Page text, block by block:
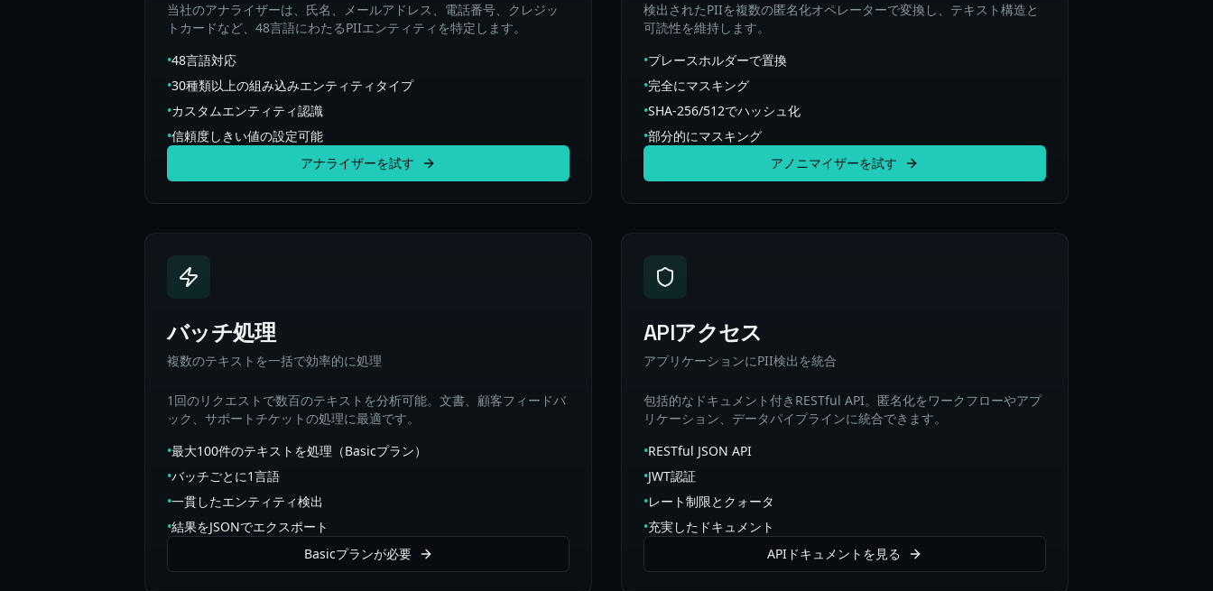
当社のアナライザーは、氏名、メールアドレス、電話番号、クレジッ
トカードなど、48言語にわたるPIIエンティティを特定します。
•48言語対応
•30種類以上の組み込みエンティティタイプ
•カスタムエンティティ認識
•信頼度しきい値の設定可能
アナライザーを試す
検出されたPIIを複数の匿名化オペレーターで変換し、テキスト構造と
可読性を維持します。
•プレースホルダーで置換
•完全にマスキング
•SHA-256/512でハッシュ化
•部分的にマスキング
アノニマイザーを試す
バッチ処理
複数のテキストを一括で効率的に処理
1回のリクエストで数百のテキストを分析可能。文書、顧客フィードバ
ック、サポートチケットの処理に最適です。
•最大100件のテキストを処理（Basicプラン）
•バッチごとに1言語
•一貫したエンティティ検出
•結果をJSONでエクスポート
Basicプランが必要
APIアクセス
アプリケーションにPII検出を統合
包括的なドキュメント付きRESTful API。匿名化をワークフローやアプ
リケーション、データパイプラインに統合できます。
•RESTful JSON API
•JWT認証
•レート制限とクォータ
•充実したドキュメント
APIドキュメントを見る